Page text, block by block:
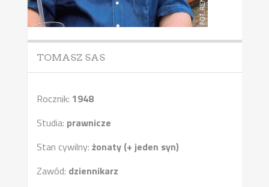
TOMASZ SAS
Rocznik: 1948
Studia: prawnicze
Stan cywilny: żonaty (+ jeden syn)
Zawód: dziennikarz